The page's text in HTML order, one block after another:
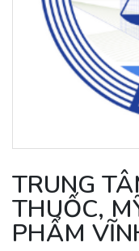
TRUNG
THUỐC,
PHẨM